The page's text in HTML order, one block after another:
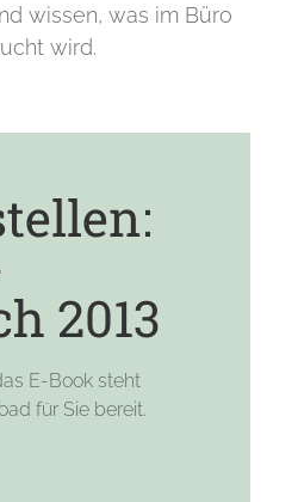
wissen, was im Büro
wird.
2013
E-Book steht
für Sie bereit.